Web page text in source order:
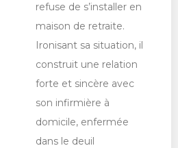
refuse de s’installer en
maison de retraite.
Ironisant sa situation, il
construit une relation
forte et sincère avec
son infirmière à
domicile, enfermée
dans le deuil